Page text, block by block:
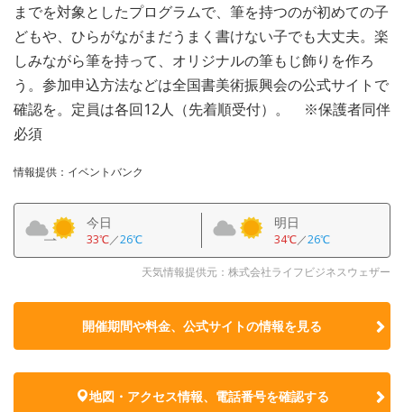
までを対象としたプログラムで、筆を持つのが初めての子
どもや、ひらがながまだうまく書けない子でも大丈夫。楽
しみながら筆を持って、オリジナルの筆もじ飾りを作ろ
う。参加申込方法などは全国書美術振興会の公式サイトで
確認を。定員は各回12人（先着順受付）。 ※保護者同伴
必須
情報提供：イベントバンク
今日
33℃／26℃
明日
34℃／26℃
天気情報提供元：株式会社ライフビジネスウェザー
開催期間や料金、公式サイトの情報を見る
地図・アクセス情報、電話番号を確認する